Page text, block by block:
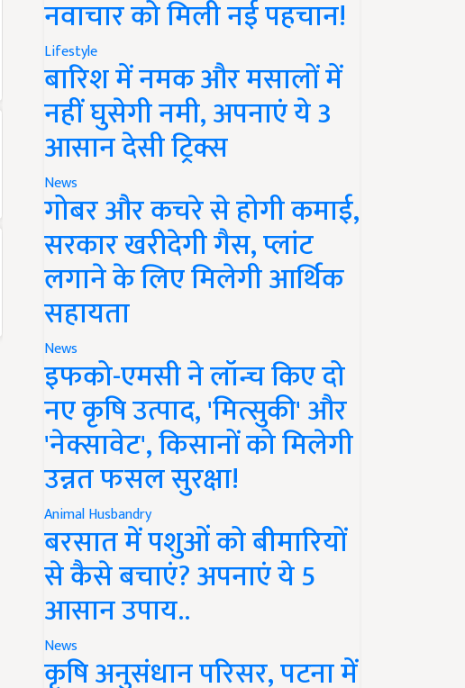
नवाचार को मिली नई पहचान!
Lifestyle
बारिश में नमक और मसालों में
नहीं घुसेगी नमी, अपनाएं ये 3
आसान देसी ट्रिक्स
News
गोबर और कचरे से होगी कमाई,
सरकार खरीदेगी गैस, प्लांट
लगाने के लिए मिलेगी आर्थिक
सहायता
News
इफको-एमसी ने लॉन्च किए दो
नए कृषि उत्पाद, 'मित्सुकी' और
'नेक्सावेट', किसानों को मिलेगी
उन्नत फसल सुरक्षा!
Animal Husbandry
बरसात में पशुओं को बीमारियों
से कैसे बचाएं? अपनाएं ये 5
आसान उपाय..
News
कृषि अनुसंधान परिसर, पटना में